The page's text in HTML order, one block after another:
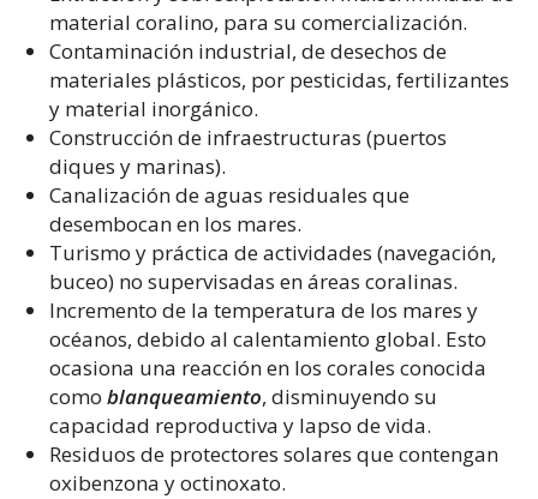
material coralino, para su comercialización.
Contaminación industrial, de desechos de
materiales plásticos, por pesticidas, fertilizantes
y material inorgánico.
Construcción de infraestructuras (puertos
diques y marinas).
Canalización de aguas residuales que
desembocan en los mares.
Turismo y práctica de actividades (navegación,
buceo) no supervisadas en áreas coralinas.
Incremento de la temperatura de los mares y
océanos, debido al calentamiento global. Esto
ocasiona una reacción en los corales conocida
como blanqueamiento, disminuyendo su
capacidad reproductiva y lapso de vida.
Residuos de protectores solares que contengan
oxibenzona y octinoxato.